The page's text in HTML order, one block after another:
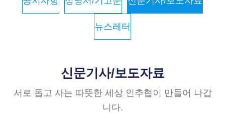
뉴스레터
신문기사/보도자료
서로 돕고 사는 따뜻한 세상 인추협이 만들어 나갑
니다.